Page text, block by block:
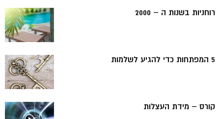
רוחניות בשנות ה – 2000
5 המפתחות כדי להגיע לשלמות
קורס – מידת העצלות